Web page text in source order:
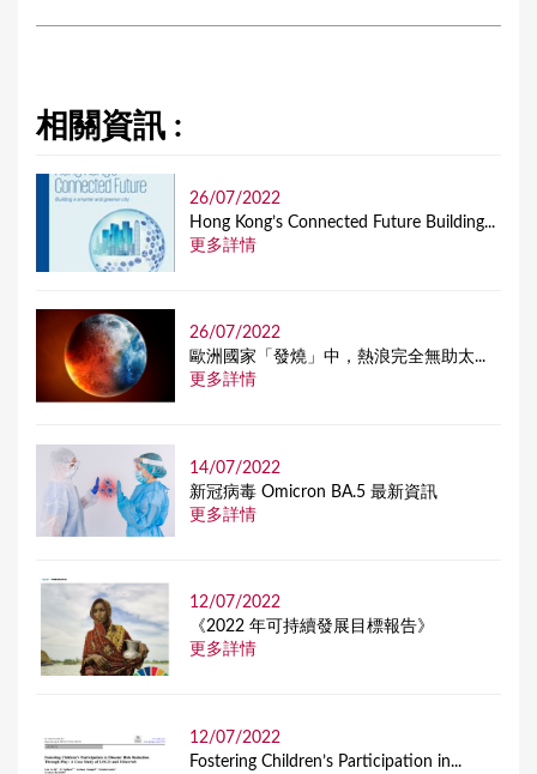
相關資訊 :
26/07/2022
Hong Kong’s Connected Future Building...
更多詳情
26/07/2022
歐洲國家「發燒」中，熱浪完全無助太...
更多詳情
14/07/2022
新冠病毒 Omicron BA.5 最新資訊
更多詳情
12/07/2022
《2022 年可持續發展目標報告》
更多詳情
12/07/2022
Fostering Children’s Participation in...